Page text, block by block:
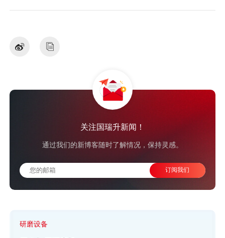
关注国瑞升新闻！
通过我们的新博客随时了解情况，保持灵感。
研磨设备